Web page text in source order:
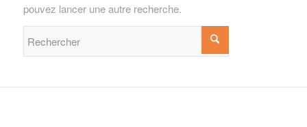
pouvez lancer une autre recherche.